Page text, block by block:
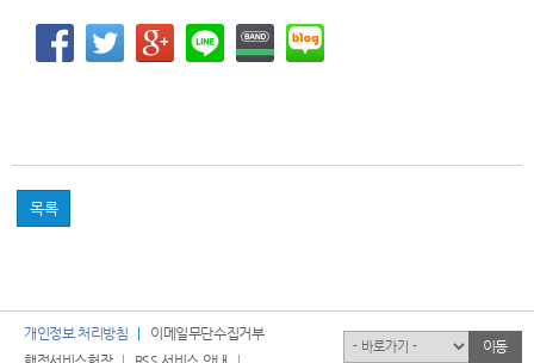
목록
개인정보 처리방침
이메일무단수집거부
유관기관 이동